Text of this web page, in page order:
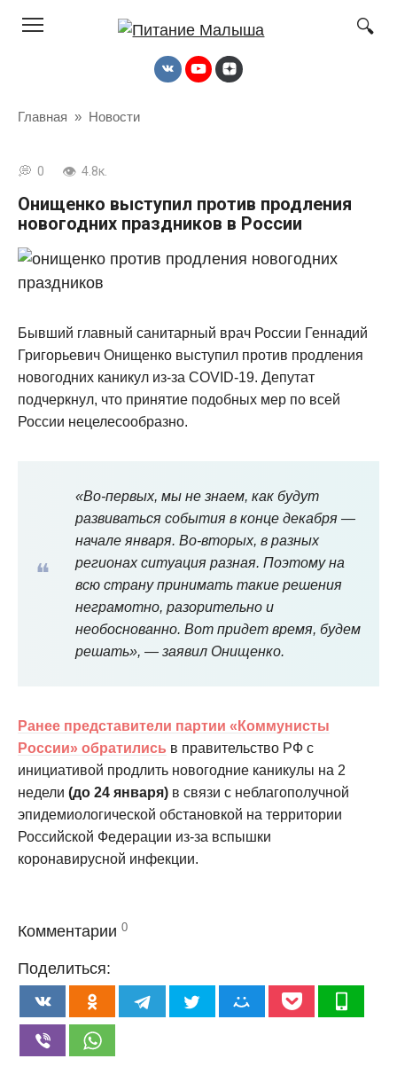
Главная » Новости
0 4.8к.
Онищенко выступил против продления
новогодних праздников в России
Бывший главный санитарный врач России Геннадий
Григорьевич Онищенко выступил против продления
новогодних каникул из-за COVID-19. Депутат
подчеркнул, что принятие подобных мер по всей
России нецелесообразно.
«Во-первых, мы не знаем, как будут
развиваться события в конце декабря —
начале января. Во-вторых, в разных
регионах ситуация разная. Поэтому на
всю страну принимать такие решения
неграмотно, разорительно и
необоснованно. Вот придет время, будем
решать», — заявил Онищенко.
Ранее представители партии «Коммунисты
России» обратились в правительство РФ с
инициативой продлить новогодние каникулы на 2
недели (до 24 января) в связи с неблагополучной
эпидемиологической обстановкой на территории
Российской Федерации из-за вспышки
коронавирусной инфекции.
Комментарии 0
Поделиться: